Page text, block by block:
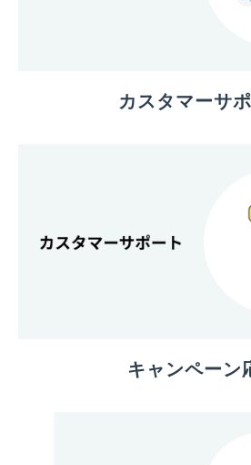
カスタマーサ
キャンペーン